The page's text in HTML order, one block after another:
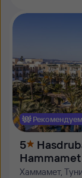
Рекомендуем
5
Hammamet
Хаммамет,